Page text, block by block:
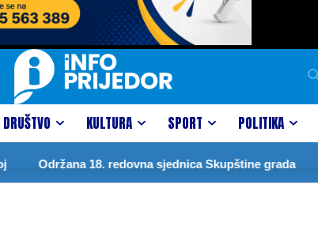
DRUŠTVO KULTURA SPORT POLITIKA
Održana 18. redovna sjednica Skupštine grada